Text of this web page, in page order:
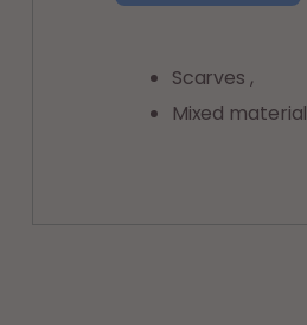
Scarves ,
Mixed material